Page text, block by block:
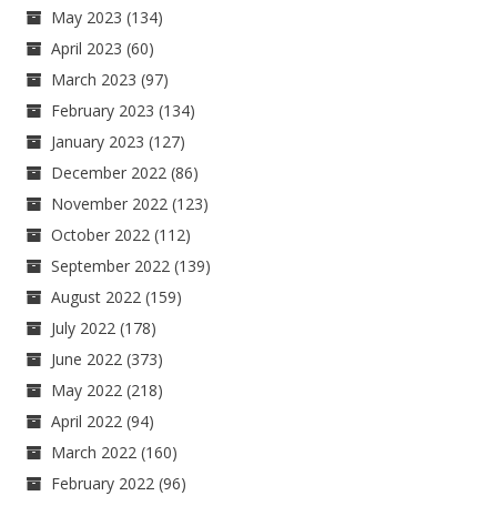
May 2023 (134)
April 2023 (60)
March 2023 (97)
February 2023 (134)
January 2023 (127)
December 2022 (86)
November 2022 (123)
October 2022 (112)
September 2022 (139)
August 2022 (159)
July 2022 (178)
June 2022 (373)
May 2022 (218)
April 2022 (94)
March 2022 (160)
February 2022 (96)